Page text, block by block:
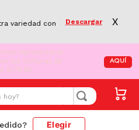
variedad con
Descargar X
Aprovecha el
en tus compras de
S/79.90
AQUÍ
Elegir